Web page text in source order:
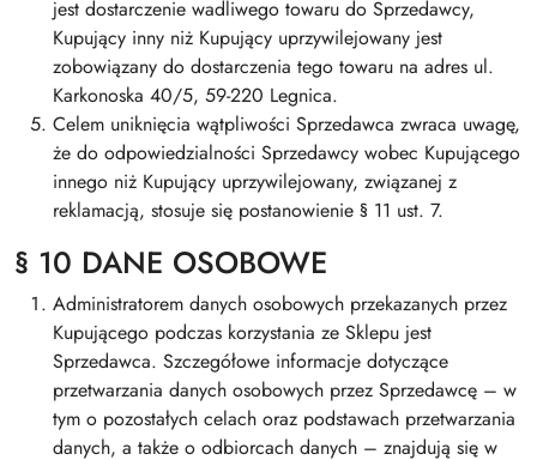
jest dostarczenie wadliwego towaru do Sprzedawcy,
Kupujący inny niż Kupujący uprzywilejowany jest
zobowiązany do dostarczenia tego towaru na adres ul.
Karkonoska 40/5, 59-220 Legnica.
Celem uniknięcia wątpliwości Sprzedawca zwraca uwagę,
że do odpowiedzialności Sprzedawcy wobec Kupującego
innego niż Kupujący uprzywilejowany, związanej z
reklamacją, stosuje się postanowienie § 11 ust. 7.
§ 10 DANE OSOBOWE
Administratorem danych osobowych przekazanych przez
Kupującego podczas korzystania ze Sklepu jest
Sprzedawca. Szczegółowe informacje dotyczące
przetwarzania danych osobowych przez Sprzedawcę – w
tym o pozostałych celach oraz podstawach przetwarzania
danych, a także o odbiorcach danych – znajdują się w